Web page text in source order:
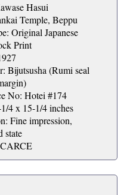
Hasui
Temple, Beppu
Original Japanese
Print
Bijutsusha (Rumi seal
No: Hotei #174
4 x 15-1/4 inches
Fine impression,
state